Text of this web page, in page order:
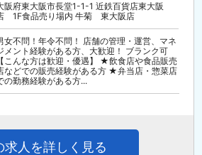
阪府東大阪市長堂1-1-1 近鉄百貨店東大阪
1F食品売り場内 牛菊 東大阪店
女不問！年令不問！ 店舗の管理・運営、マネ
メント経験がある方、大歓迎！ ブランク可
【こんな方は歓迎・優遇】 ★飲食店や食品販売
などでの販売経験がある方 ★弁当店・惣菜店
の勤務経験がある方...
求人を詳しく見る